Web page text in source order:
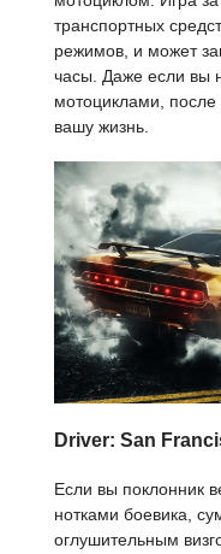
транспортных
режимов, и может
часы. Даже если вы
мотоциклами, после
вашу жизнь.
Driver: San
Если вы поклонник
нотками боевика,
оглушительным